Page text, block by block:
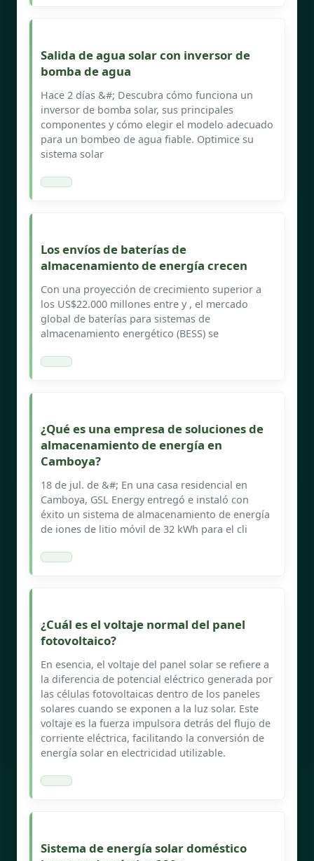
Salida de agua solar con inversor de
bomba de agua
Hace 2 días &#; Descubra cómo funciona un
inversor de bomba solar, sus principales
componentes y cómo elegir el modelo adecuado
para un bombeo de agua fiable. Optimice su
sistema solar
Los envíos de baterías de
almacenamiento de energía crecen
Con una proyección de crecimiento superior a
los US$22.000 millones entre y , el mercado
global de baterías para sistemas de
almacenamiento energético (BESS) se
¿Qué es una empresa de soluciones de
almacenamiento de energía en
Camboya?
18 de jul. de &#; En una casa residencial en
Camboya, GSL Energy entregó e instaló con
éxito un sistema de almacenamiento de energía
de iones de litio móvil de 32 kWh para el cli
¿Cuál es el voltaje normal del panel
fotovoltaico?
En esencia, el voltaje del panel solar se refiere a
la diferencia de potencial eléctrico generada por
las células fotovoltaicas dentro de los paneles
solares cuando se exponen a la luz solar. Este
voltaje es la fuerza impulsora detrás del flujo de
corriente eléctrica, facilitando la conversión de
energía solar en electricidad utilizable.
Sistema de energía solar doméstico